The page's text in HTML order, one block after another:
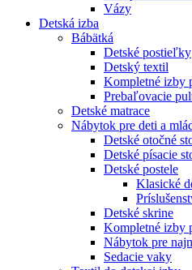
Vázy
Detská izba
Bábätká
Detské postieľky
Detský textil
Kompletné izby
Prebaľovacie
Detské matrace
Nábytok pre deti a
Detské otočné
Detské písacie
Detské postele
Klasické
Detské skrine
Kompletné izby
Nábytok pre
Sedacie vaky